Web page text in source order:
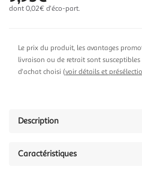
dont 0,02€ d'éco-part.
Le prix du produit, les avantages
livraison ou de retrait sont
d'achat choisi (voir détails et
Description
Caractéristiques